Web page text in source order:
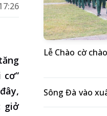
giở
Lễ Chào cờ
Sông Đà vào